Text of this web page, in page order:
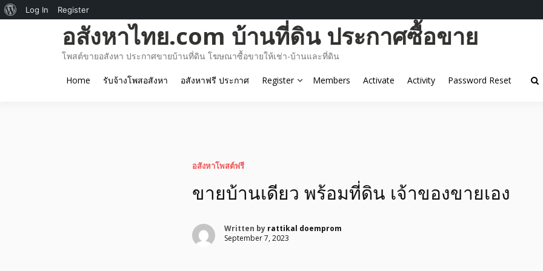
อสังหาไทย.com บ้านที่ดิน ประกาศซื้อขาย
โพสต์ขายอสังหา ประกาศขายบ้านที่ดิน โฆษณาซื้อขายให้เช่า-บ้านและที่ดิน
Home รับจ้างโพสอสังหา อสังหาฟรี ประกาศ Register Members Activate Activity Password Reset
อสังหาโพสต์ฟรี
ขายบ้านเดียว พร้อมที่ดิน เจ้าของขายเอง
Written by rattikal doemprom
September 7, 2023
About
Log In Register